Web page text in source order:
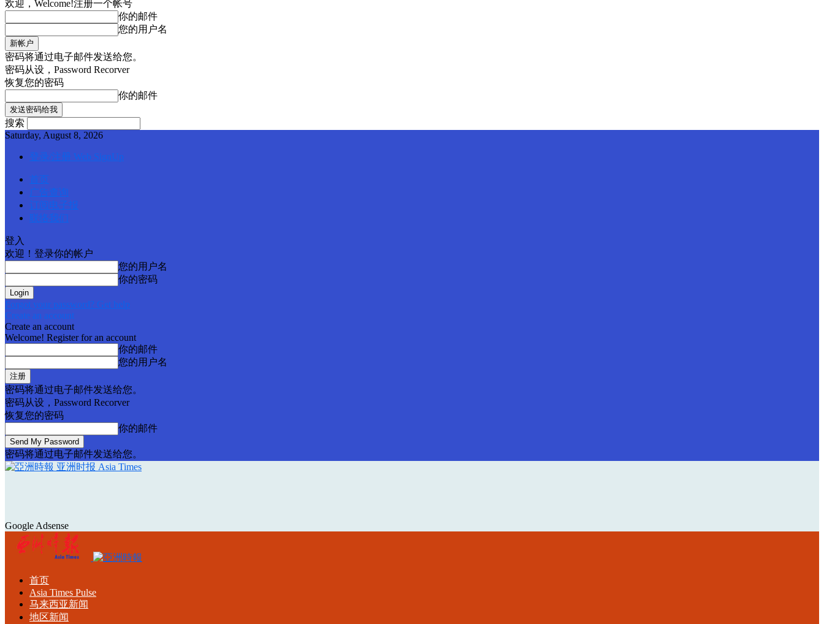
欢迎，Welcome!注册一个帐号
你的邮件
您的用户名
密码将通过电子邮件发送给您。
密码从设，Password Recorver
恢复您的密码
你的邮件
搜索
Saturday, August 8, 2026
登录/注册 Web SignUp
首页
广告查询
订阅电子报
联络我们
登入
欢迎！登录你的帐户
您的用户名
你的密码
Forgot your password? Get help
Create an account
Create an account
Welcome! Register for an account
你的邮件
您的用户名
密码将通过电子邮件发送给您。
密码从设，Password Recorver
恢复您的密码
你的邮件
密码将通过电子邮件发送给您。
亚洲时报 Asia Times
Google Adsense
首页
Asia Times Pulse
马来西亚新闻
地区新闻